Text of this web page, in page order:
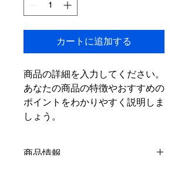
カートに追加する
商品の詳細を入力してください。
あなたの商品の特徴やおすすめの
ポイントをわかりやすく説明しま
しょう。
商品情報